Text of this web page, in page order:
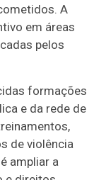
A
em áreas
pelos
formações
e da rede de
de violência
ampliar a